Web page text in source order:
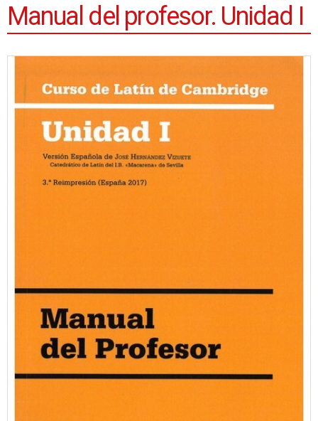
Manual del profesor. Unidad I